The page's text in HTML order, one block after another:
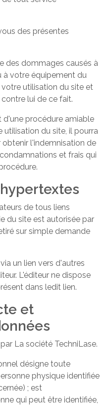
des présentes
des dommages causés à
votre équipement du
utilisation du site et
lui de ce fait.
d'une procédure amiable
utilisation du site, il pourra
l'indemnisation de
et frais qui
de tous liens
du site est autorisée par
sur simple demande
un lien vers d'autres
L'éditeur ne dispose
dans ledit lien.
et
La société TechniLase.
désigne toute
physique identifiée
; est
qui peut être identifiée,